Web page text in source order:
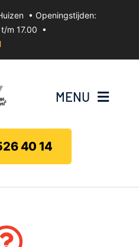
• Openingstijden:
m 17.00 •
MENU
40 14